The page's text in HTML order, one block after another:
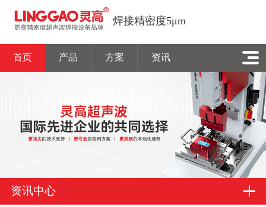
焊接精密度5μm
首页 产品 方案 资讯
资讯中心